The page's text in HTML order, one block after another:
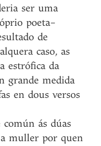
ser uma
poeta–
de
caso, as
estrófica da
grande medida
en dous versos
común ás dúas
muller por quen